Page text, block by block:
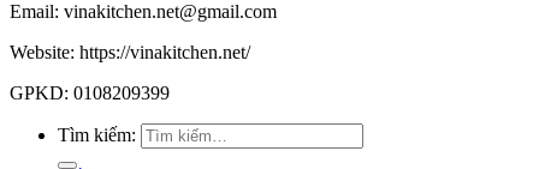
Email: vinakitchen.net@gmail.com
Website: https://vinakitchen.net/
GPKD: 0108209399
Tìm kiếm: